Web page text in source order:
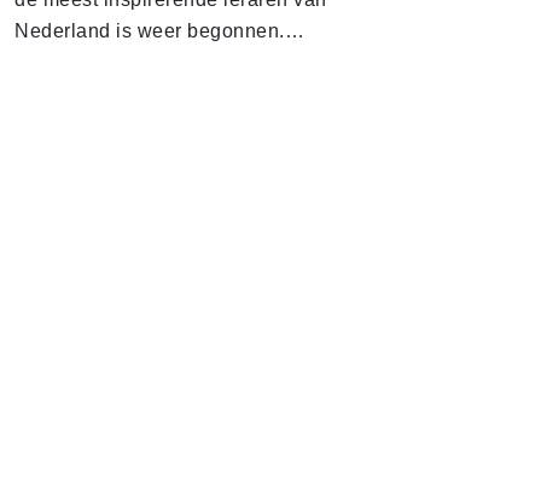
Nederland is weer begonnen.…